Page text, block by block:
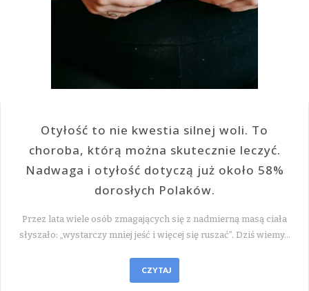
Otyłość to nie kwestia silnej woli. To
choroba, którą można skutecznie leczyć.
Nadwaga i otyłość dotyczą już około 58%
dorosłych Polaków.
Przez lata wiele osób zmagających się z nadmierną masą ciała
słyszało: „wystarczy mniej jeść i więcej się ruszać”. Dziś wiemy…
CZYTAJ